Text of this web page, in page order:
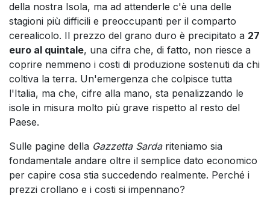
della nostra Isola, ma ad attenderle c'è una delle
stagioni più difficili e preoccupanti per il comparto
cerealicolo. Il prezzo del grano duro è precipitato a 27
euro al quintale, una cifra che, di fatto, non riesce a
coprire nemmeno i costi di produzione sostenuti da chi
coltiva la terra. Un'emergenza che colpisce tutta
l'Italia, ma che, cifre alla mano, sta penalizzando le
isole in misura molto più grave rispetto al resto del
Paese.
Sulle pagine della Gazzetta Sardariteniamo sia
fondamentale andare oltre il semplice dato economico
per capire cosa stia succedendo realmente. Perché i
prezzi crollano e i costi si impennano?